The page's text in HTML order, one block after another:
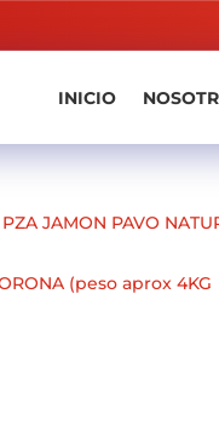
INICIO
PZA JAMON PAVO